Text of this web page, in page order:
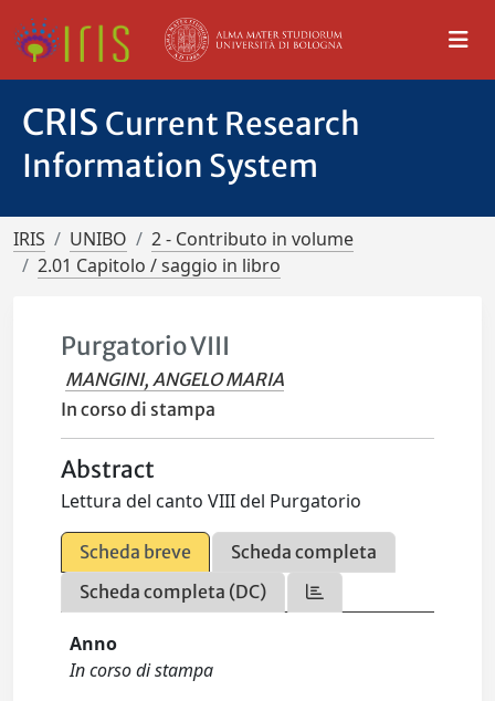
CRIS Current Research
Information System
IRIS UNIBO
2 - Contributo in volume
2.01 Capitolo / saggio in libro
Purgatorio VIII
MANGINI, ANGELO MARIA
In corso di stampa
Abstract
Lettura del canto VIII del Purgatorio
Scheda breve
Scheda completa
Scheda completa (DC)
Anno
In corso di stampa